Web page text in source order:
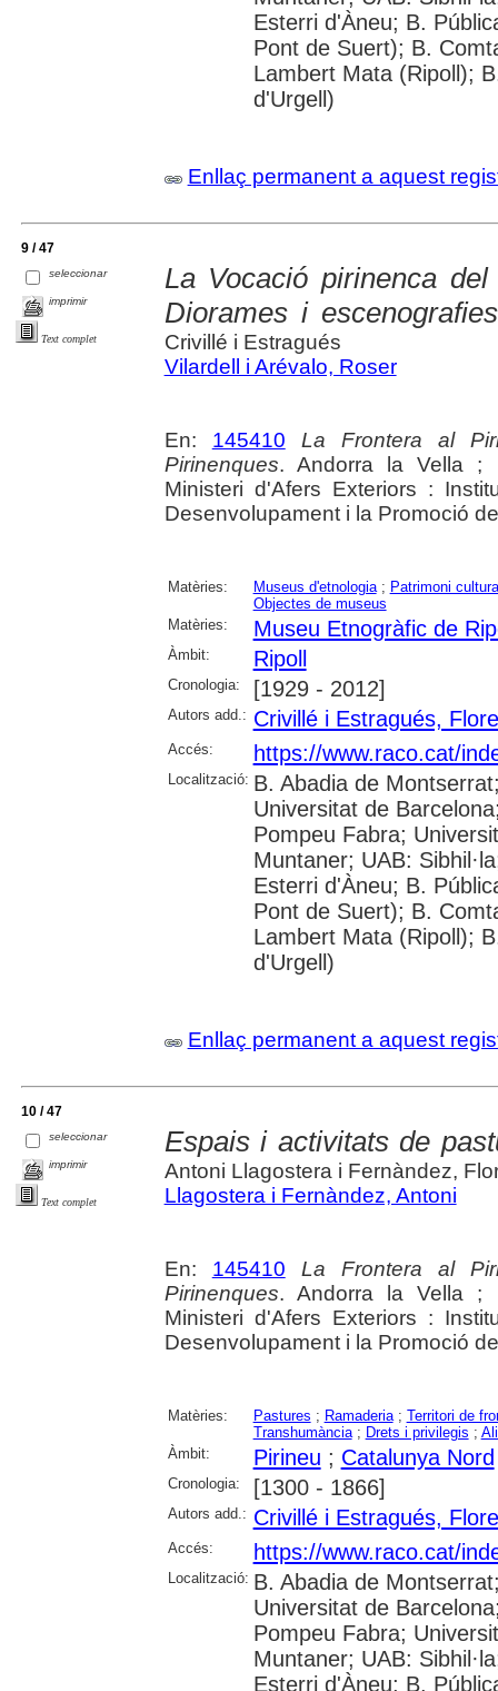
Esterri d'Àneu; B.
Pont de Suert); B.
Lambert Mata (Ripoll);
d'Urgell)
Enllaç permanent a aquest
9 / 47
seleccionar
imprimir
Text complet
La Vocació pirinenca
Diorames i escenografies
Crivillé i Estragués
Vilardell i Arévalo, Roser
En: 145410
La Frontera al
Pirinenques. Andorra la Vella ;
Ministeri d'Afers Exteriors :
Desenvolupament i la Promoció
Matèries: Museus d'etnologia; Patrimoni
Objectes de museus
Matèries:
Museu Etnogràfic de
Àmbit: Ripoll
Cronologia: [1929 - 2012]
Autors add.: Crivillé i Estragués,
Accés: https://www.raco.cat/
Localització: B. Abadia de
Universitat de
Pompeu Fabra;
Muntaner; UAB:
Esterri d'Àneu; B.
Pont de Suert); B.
Lambert Mata (Ripoll);
d'Urgell)
Enllaç permanent a aquest
10 / 47
seleccionar
imprimir
Text complet
Espais i activitats de
Antoni Llagostera i Fernàndez,
Llagostera i Fernàndez, Antoni
En: 145410
La Frontera al
Pirinenques. Andorra la Vella ;
Ministeri d'Afers Exteriors :
Desenvolupament i la Promoció
Matèries: Pastures ; Ramaderia; Territori de
Transhumància; Drets i privilegis ;
Àmbit:
Pirineu ; Catalunya Nord
Cronologia: [1300 - 1866]
Autors add.: Crivillé i Estragués,
Accés: https://www.raco.cat/
Localització: B. Abadia de
Universitat de
Pompeu Fabra;
Muntaner; UAB:
Esterri d'Àneu; B.